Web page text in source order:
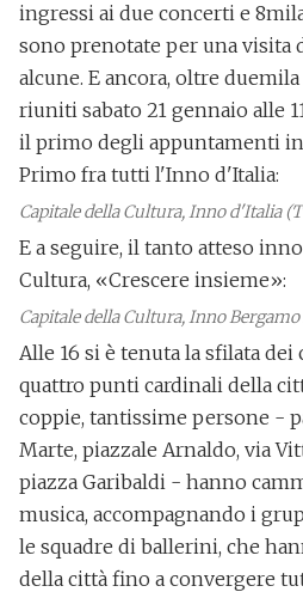
ingressi ai due concerti e
sono prenotate per una visita
alcune. E ancora, oltre
riuniti sabato 21 gennaio alle
il primo degli appuntamenti
Primo fra tutti l'Inno d'Italia:
Capitale della Cultura, Inno d'Italia
E a seguire, il tanto atteso
Cultura, «Crescere insieme»:
Capitale della Cultura, Inno
Alle 16 si è tenuta la sfilata dei
quattro punti cardinali della
coppie, tantissime persone -
Marte, piazzale Arnaldo, via
piazza Garibaldi - hanno
musica, accompagnando i
le squadre di ballerini, che
della città fino a convergere